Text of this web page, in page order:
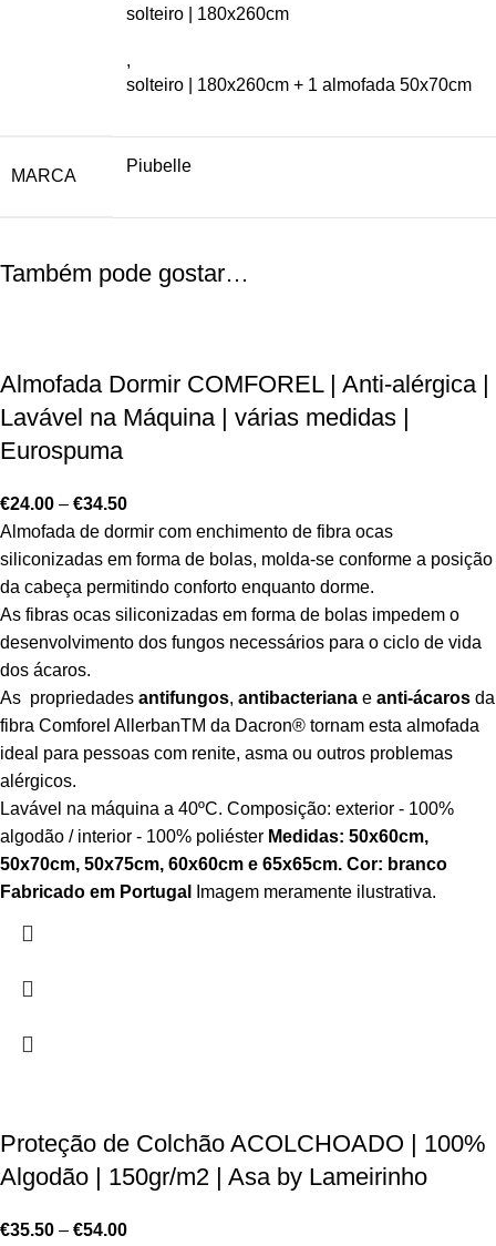
solteiro | 180x260cm
,
solteiro | 180x260cm + 1 almofada 50x70cm
MARCA
Piubelle
Também pode gostar…
Almofada Dormir COMFOREL | Anti-alérgica |
Lavável na Máquina | várias medidas |
Eurospuma
€24.00 – €34.50
Almofada de dormir com enchimento de fibra ocas
siliconizadas em forma de bolas, molda-se conforme a posição
da cabeça permitindo conforto enquanto dorme.
As fibras ocas siliconizadas em forma de bolas impedem o
desenvolvimento dos fungos necessários para o ciclo de vida
dos ácaros.
As propriedades antifungos, antibacteriana e anti-ácaros da
fibra Comforel AllerbanTM da Dacron® tornam esta almofada
ideal para pessoas com renite, asma ou outros problemas
alérgicos.
Lavável na máquina a 40ºC. Composição: exterior - 100%
algodão / interior - 100% poliéster Medidas: 50x60cm,
50x70cm, 50x75cm, 60x60cm e 65x65cm. Cor: branco
Fabricado em Portugal
Imagem meramente ilustrativa.
Proteção de Colchão ACOLCHOADO | 100%
Algodão | 150gr/m2 | Asa by Lameirinho
€35.50 – €54.00